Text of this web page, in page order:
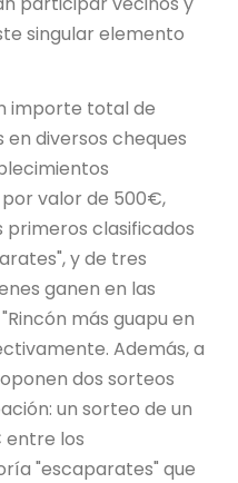
singular elemento
importe total de
diversos cheques
valor de 500€,
clasificados
y de tres
ganen en las
más guapu en
Además, a
dos sorteos
un sorteo de un
entre los
"escaparates" que